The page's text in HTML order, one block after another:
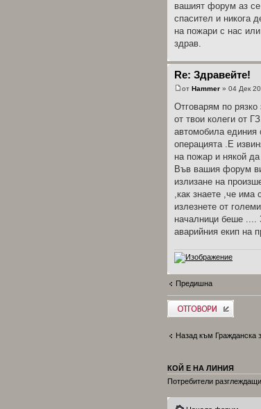
вашият форум аз се
спасител и никога
на пожари с нас
здрав.
Re: Здравейте!
от Hammer » 04 Дек
Отговарям по
от твои колеги от
автомобила единия
операцията .Е
на пожар и някой
Във вашия форум
излизане на
,как знаете ,че
излезнете от
началници беше ....
аварийния екип на
Предишна
Добави отговор
Назад към Гражданска
КОЙ Е НА ЛИНИЯ
Потребители